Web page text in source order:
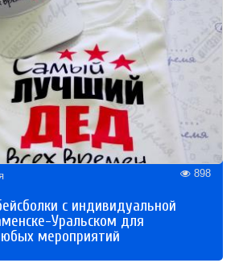
898
с индивидуальной
Уральском для
мероприятий